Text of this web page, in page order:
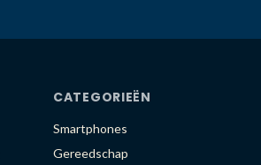
CATEGORIEËN
Smartphones
Gereedschap